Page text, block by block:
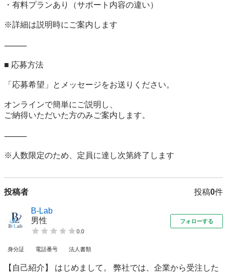
・有料プランあり（サポート内容の違い）
※詳細は説明時にご案内します
⸻
■ 応募方法
「応募希望」とメッセージをお送りください。
オンラインで簡単にご説明し、
ご納得いただいた方のみご案内します。
⸻
※人数限定のため、定員に達し次第終了します
投稿者 投稿0件
B-Lab
男性
0.0
フォローする
身分証 電話番号 法人書類
【自己紹介】 はじめまして。 弊社では、企業から受注した